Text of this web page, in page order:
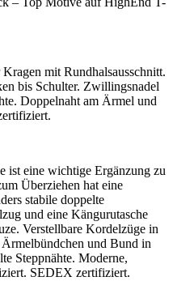
mit Rundhalsausschnitt.
bis Schulter. Zwillingsnadel
Doppelnaht am Ärmel und
ist eine wichtige Ergänzung zu
Überziehen hat eine
stabile doppelte
und eine Kängurutasche
Verstellbare Kordelzüge in
und Bund in
Steppnähte. Moderne,
SEDEX zertifiziert.